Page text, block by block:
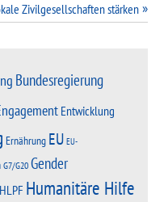
Zivilgesellschaften stärken
Bundesregierung
Entwicklung
Ernährung EU EU-
G7/G20Gender
HLPF Humanitäre Hilfe